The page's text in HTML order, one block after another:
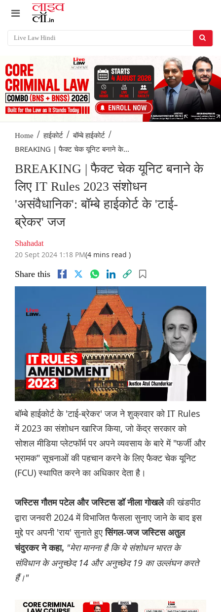
Home / हाईकोर्ट / बॉम्बे हाईकोर्ट /
BREAKING | फैक्ट चेक यूनिट बनाने के...
BREAKING | फैक्ट चेक यूनिट बनाने के
लिए IT Rules 2023 संशोधन
'असंवैधानिक': बॉम्बे हाईकोर्ट के 'टाई-
ब्रेकर' जज
Shahadat
20 Sept 2024 1:18 PM(4 mins read )
Share this
बॉम्बे हाईकोर्ट के 'टाई-ब्रेकर' जज ने शुक्रवार को IT Rules
में 2023 का संशोधन खारिज किया, जो केंद्र सरकार को
सोशल मीडिया प्लेटफॉर्म पर अपने व्यवसाय के बारे में "फर्जी और
भ्रामक" सूचनाओं की पहचान करने के लिए फैक्ट चेक यूनिट
(FCU) स्थापित करने का अधिकार देता है।
जस्टिस गौतम पटेल और जस्टिस डॉ नीला गोखलेकी खंडपीठ
द्वारा जनवरी 2024 में विभाजित फैसला सुनाए जाने के बाद इस
मुद्दे पर अपनी 'राय' सुनाते हुएसिंगल-जज जस्टिस अतुल
चंदुरकर ने कहा, "मेरा मानना ​​है कि ये संशोधन भारत के
संविधान के अनुच्छेद 14 और अनुच्छेद 19 का उल्लंघन करते
हैं।"